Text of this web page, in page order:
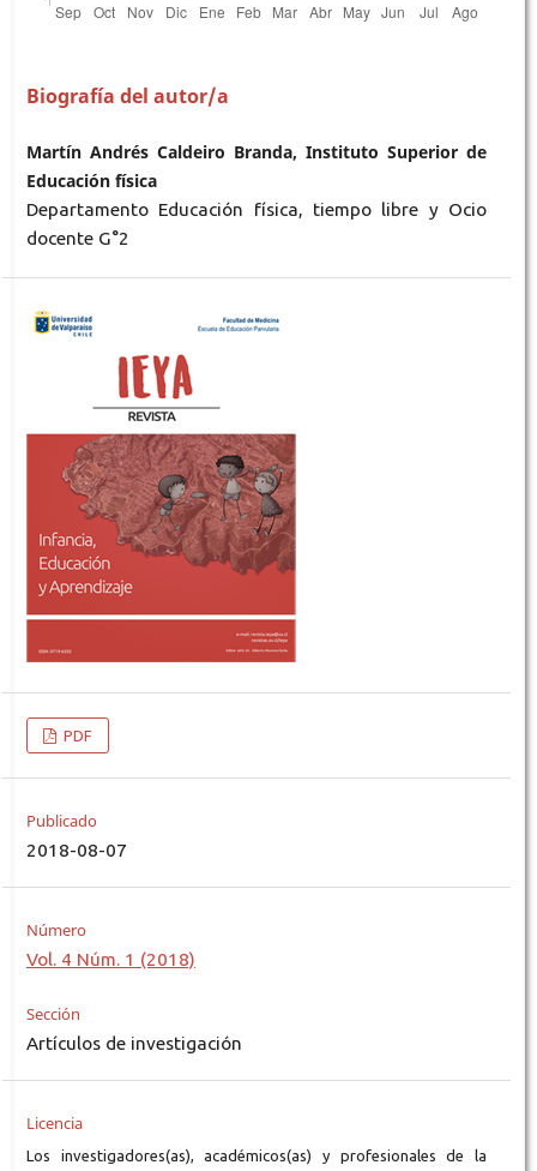
Biografía del autor/a
Martín Andrés Caldeiro Branda, Instituto Superior de
Educación física
Departamento Educación física, tiempo libre y Ocio
docente G°2
PDF
Publicado
2018-08-07
Número
Vol. 4 Núm. 1 (2018)
Sección
Artículos de investigación
Licencia
Los investigadores(as), académicos(as) y profesionales de la